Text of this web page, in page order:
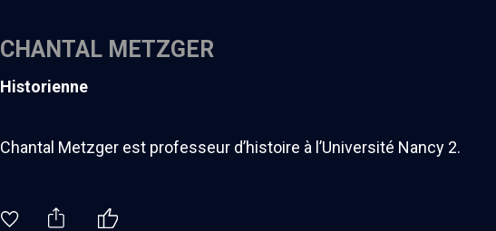
CHANTAL METZGER
historienne
Chantal Metzger est professeur d’histoire à l’Université Nancy 2.